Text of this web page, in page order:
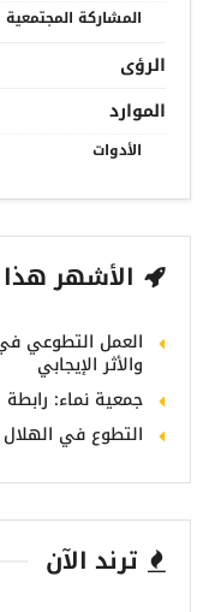
المشاركة المجتمعية
الرؤى
الموارد
الأدوات
الأشهر
العمل التطوعي
والأثر الإيجابي
جمعية نماء: رابطة
التطوع في
ترند الآن